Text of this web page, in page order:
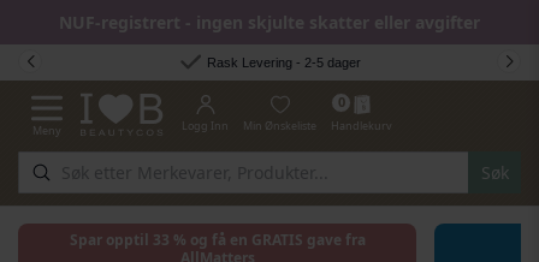
NUF-registrert - ingen skjulte skatter eller avgifter
Hopp til innhold
Rask Levering - 2-5 dager
Toggle Nav
Meny
Søk
Logg Inn Min Ønskeliste
0
Handlekurv
Spar opptil 33 % og få en GRATIS gave fra
AllMatters